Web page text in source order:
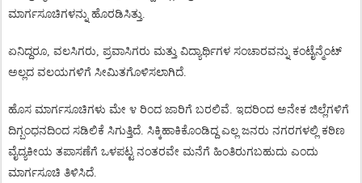
ಮಾರ್ಗಸೂಚಿಗಳನ್ನು ಹೊರಡಿಸಿತ್ತು.
ಏನಿದ್ದರೂ, ವಲಸಿಗರು, ಪ್ರವಾಸಿಗರು ಮತ್ತು ವಿದ್ಯಾರ್ಥಿಗಳ ಸಂಚಾರವನ್ನು ಕಂಟೈನ್ಮೆಂಟ್
ಅಲ್ಲದ ವಲಯಗಳಿಗೆ ಸೀಮಿತಗೊಳಿಸಲಾಗಿದೆ.
ಹೊಸ ಮಾರ್ಗಸೂಚಿಗಳು ಮೇ ೪ ರಿಂದ ಜಾರಿಗೆ ಬರಲಿವೆ. ಇದರಿಂದ ಅನೇಕ ಜಿಲ್ಲೆಗಳಿಗೆ
ದಿಗ್ಬಂಧನದಿಂದ ಸಡಿಲಿಕೆ ಸಿಗುತ್ತಿದೆ. ಸಿಕ್ಕಿಹಾಕಿಕೊಂಡಿದ್ದ ಎಲ್ಲ ಜನರು ನಗರಗಳಲ್ಲಿ ಕಠಿಣ
ವೈದ್ಯಕೀಯ ತಪಾಸಣೆಗೆ ಒಳಪಟ್ಟ ನಂತರವೇ ಮನೆಗೆ ಹಿಂತಿರುಗಬಹುದು ಎಂದು
ಮಾರ್ಗಸೂಚಿ ತಿಳಿಸಿದೆ.